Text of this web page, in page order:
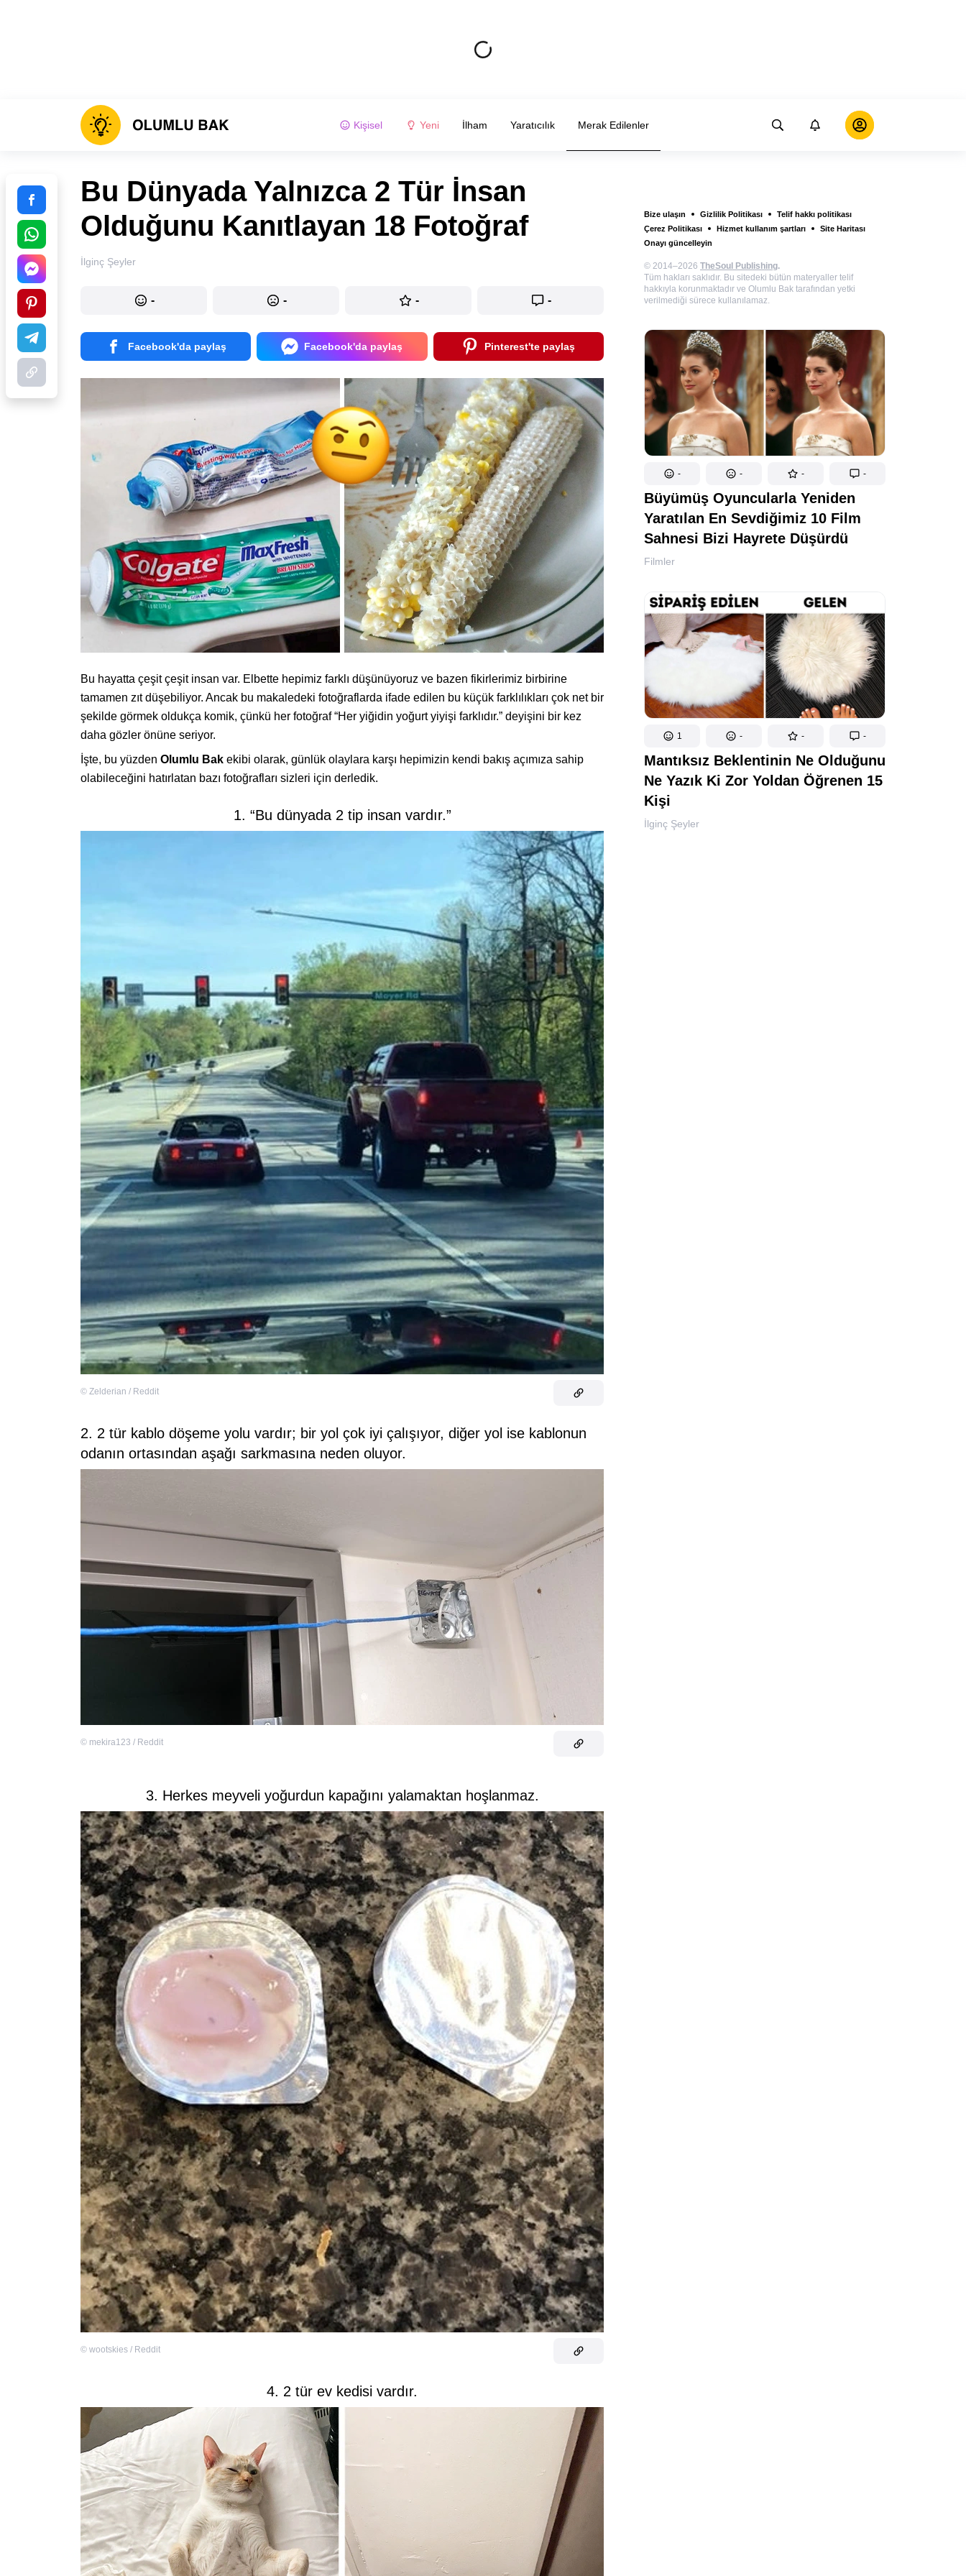
Kişisel Yeni İlham Yaratıcılık Merak Edilenler
Bize ulaşın Gizlilik Politikası
Telif hakkı politikası
Çerez Politikası
Hizmet kullanım şartları
Site Haritası
Onayı güncelleyin
© 2014–2026 TheSoul Publishing.
Tüm hakları saklıdır. Bu sitedeki bütün materyaller telif
hakkıyla korunmaktadır ve Olumlu Bak tarafından yetki
verilmediği sürece kullanılamaz.
- - - -
Büyümüş Oyuncularla Yeniden
Yaratılan En Sevdiğimiz 10 Film
Sahnesi Bizi Hayrete Düşürdü
Filmler
1 - - -
Mantıksız Beklentinin Ne Olduğunu
Ne Yazık Ki Zor Yoldan Öğrenen 15
Kişi
İlginç Şeyler
Bu Dünyada Yalnızca 2 Tür İnsan
Olduğunu Kanıtlayan 18 Fotoğraf
İlginç Şeyler
- - - -
Facebook'da paylaş Facebook'da paylaş Pinterest'te paylaş
Bu hayatta çeşit çeşit insan var. Elbette hepimiz farklı düşünüyoruz ve bazen fikirlerimiz birbirine
tamamen zıt düşebiliyor. Ancak bu makaledeki fotoğraflarda ifade edilen bu küçük farklılıkları çok net bir
şekilde görmek oldukça komik, çünkü her fotoğraf “Her yiğidin yoğurt yiyişi farklıdır.” deyişini bir kez
daha gözler önüne seriyor.
İşte, bu yüzden Olumlu Bak ekibi olarak, günlük olaylara karşı hepimizin kendi bakış açımıza sahip
olabileceğini hatırlatan bazı fotoğrafları sizleri için derledik.
1. “Bu dünyada 2 tip insan vardır.”
© Zelderian / Reddit
2. 2 tür kablo döşeme yolu vardır; bir yol çok iyi çalışıyor, diğer yol ise kablonun
odanın ortasından aşağı sarkmasına neden oluyor.
© mekira123 / Reddit
3. Herkes meyveli yoğurdun kapağını yalamaktan hoşlanmaz.
© wootskies / Reddit
4. 2 tür ev kedisi vardır.